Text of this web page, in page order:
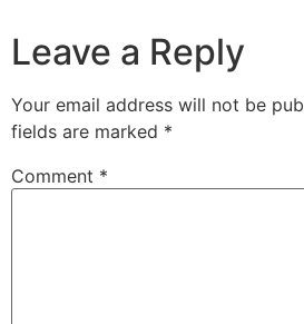
Leave a Reply
Your email address will not be
fields are marked *
Comment *